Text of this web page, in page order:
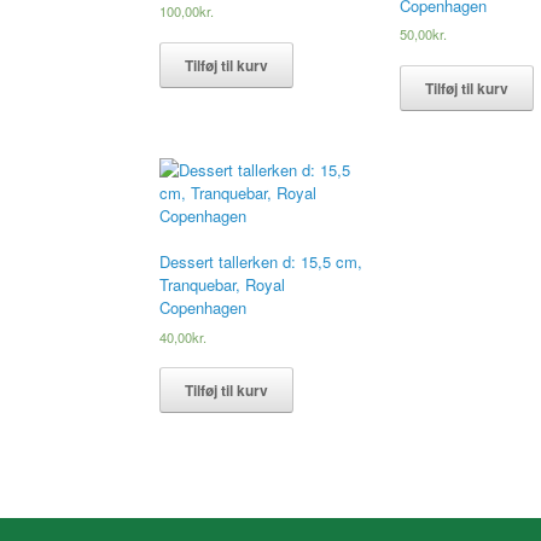
100,00kr.
Tilføj til kurv
Copenhagen
50,00kr.
Tilføj til kurv
Dessert tallerken d: 15,5 cm,
Tranquebar, Royal
Copenhagen
40,00kr.
Tilføj til kurv